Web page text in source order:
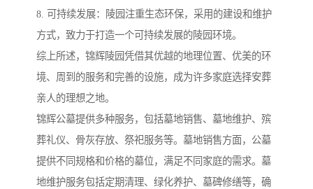
8. 可持续发展：陵园注重生态环保，采用的建设和维护
方式，致力于打造一个可持续发展的陵园环境。
综上所述，锦辉陵园凭借其优越的地理位置、优美的环
境、周到的服务和完善的设施，成为许多家庭选择安葬
亲人的理想之地。
锦辉公墓提供多种服务，包括墓地销售、墓地维护、殡
葬礼仪、骨灰存放、祭祀服务等。墓地销售方面，公墓
提供不同规格和价格的墓位，满足不同家庭的需求。墓
地维护服务包括定期清理、绿化养护、墓碑修缮等，确